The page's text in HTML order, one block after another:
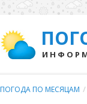
ПОГОДА ПО МЕСЯЦАМ /